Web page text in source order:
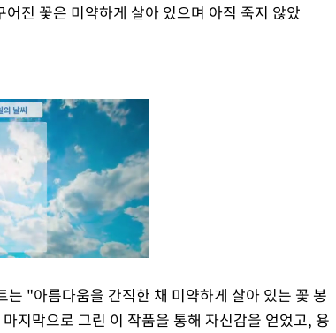
진 꽃은 미약하게 살아 있으며 아직 죽지 않았
Mute
"아름다움을 간직한 채 미약하게 살아 있는 꽃 봉
지막으로 그린 이 작품을 통해 자신감을 얻었고, 용